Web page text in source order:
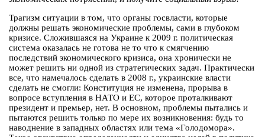
Трагизм ситуации в том, что органы госвласти, которые
должны решать экономические проблемы, сами в глубоком
кризисе. Сложившаяся на Украине к 2009 г. политическая
система оказалась не готова не то что к смягчению
последствий экономического кризиса, она хронически не
может решить ни одной из стратегических задач. Практически
все, что намечалось сделать в 2008 г., украинские власти
сделать не смогли: Конституция не изменена, прорыва в
вопросе вступления в НАТО и ЕС, которое проталкивают
президент и премьер, нет. В основном, проблемы пытались и
пытаются решить только по мере их возникновения: будь то
наводнение в западных областях или тема «Голодомора».